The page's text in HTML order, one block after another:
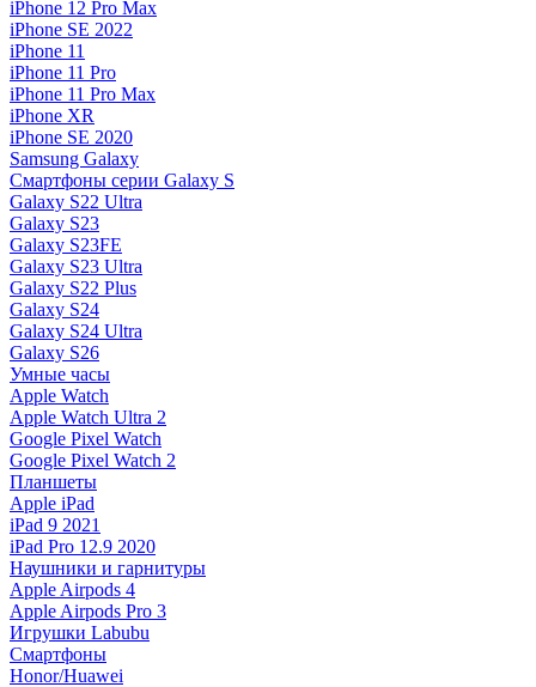
iPhone 12 Pro Max
iPhone SE 2022
iPhone 11
iPhone 11 Pro
iPhone 11 Pro Max
iPhone XR
iPhone SE 2020
Samsung Galaxy
Смартфоны серии Galaxy S
Galaxy S22 Ultra
Galaxy S23
Galaxy S23FE
Galaxy S23 Ultra
Galaxy S22 Plus
Galaxy S24
Galaxy S24 Ultra
Galaxy S26
Умные часы
Apple Watch
Apple Watch Ultra 2
Google Pixel Watch
Google Pixel Watch 2
Планшеты
Apple iPad
iPad 9 2021
iPad Pro 12.9 2020
Наушники и гарнитуры
Apple Airpods 4
Apple Airpods Pro 3
Игрушки Labubu
Смартфоны
Honor/Huawei